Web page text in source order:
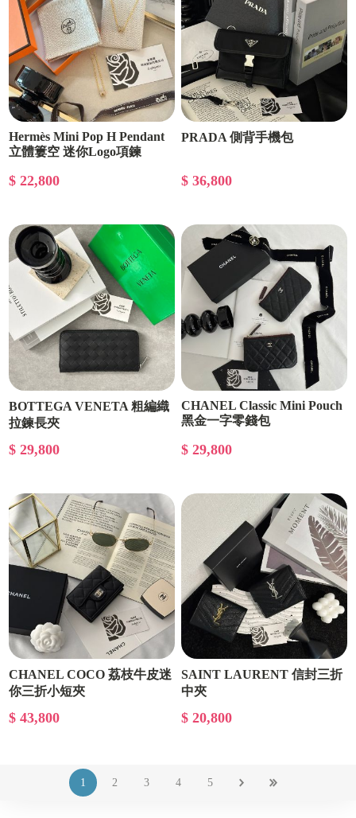
Hermès Mini Pop H Pendant
立體簍空 迷你Logo項鍊
$ 22,800
PRADA 側背手機包
$ 36,800
BOTTEGA VENETA 粗編織
拉鍊長夾
$ 29,800
CHANEL Classic Mini Pouch
黑金一字零錢包
$ 29,800
CHANEL COCO 荔枝牛皮迷
你三折小短夾
$ 43,800
SAINT LAURENT 信封三折
中夾
$ 20,800
1 2 3 4 5